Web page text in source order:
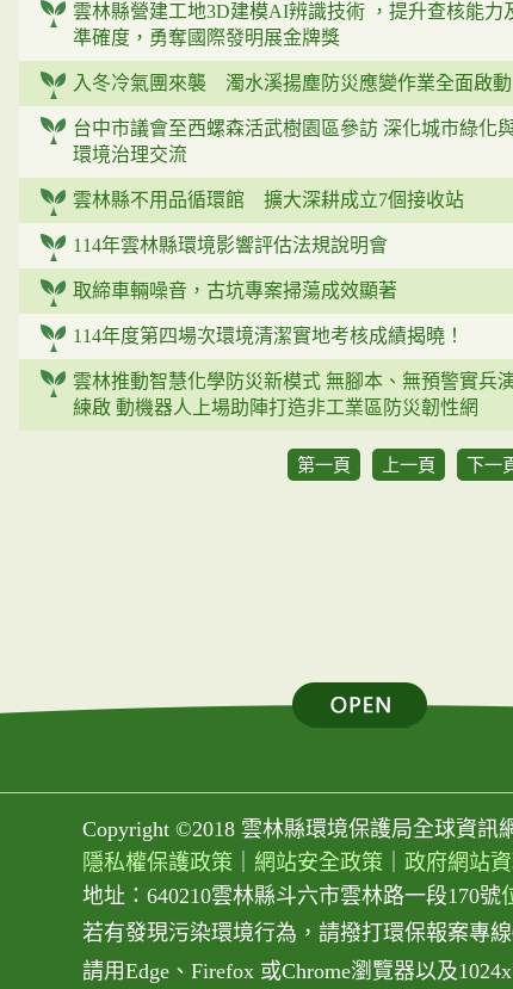
雲林縣營建工地3D建模AI辨識技術 ，提升查核能力
準確度，勇奪國際發明展金牌獎
入冬冷氣團來襲 濁水溪揚塵防災應變作業全面啟動
台中市議會至西螺森活武樹園區參訪 深化城市綠化
環境治理交流
雲林縣不用品循環館 擴大深耕成立7個接收站
114年雲林縣環境影響評估法規說明會
取締車輛噪音，古坑專案掃蕩成效顯著
114年度第四場次環境清潔實地考核成績揭曉！
雲林推動智慧化學防災新模式 無腳本、無預警實兵
練啟 動機器人上場助陣打造非工業區防災韌性網
第一頁 上一頁 下一
Copyright ©2018 雲林縣環境保護局全球資訊
隱私權保護政策
網站安全政策 ｜政府網站
地址：640210雲林縣斗六市雲林路一段170號
若有發現污染環境行為，請撥打環保報案專線
請用Edge、Firefox 或Chrome瀏覽器以及